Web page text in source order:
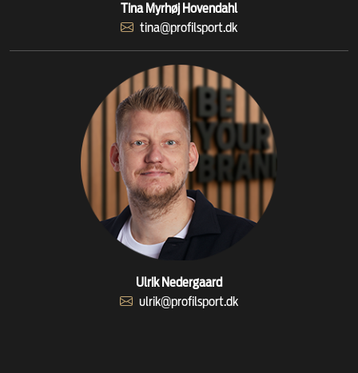
Tina Myrhøj Hovendahl
tina@profilsport.dk
Ulrik Nedergaard
ulrik@profilsport.dk